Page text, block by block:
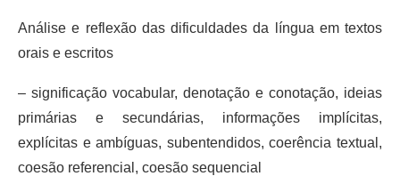
Análise e reflexão das dificuldades da língua em textos
orais e escritos
– significação vocabular, denotação e conotação, ideias
primárias e secundárias, informações implícitas,
explícitas e ambíguas, subentendidos, coerência textual,
coesão referencial, coesão sequencial